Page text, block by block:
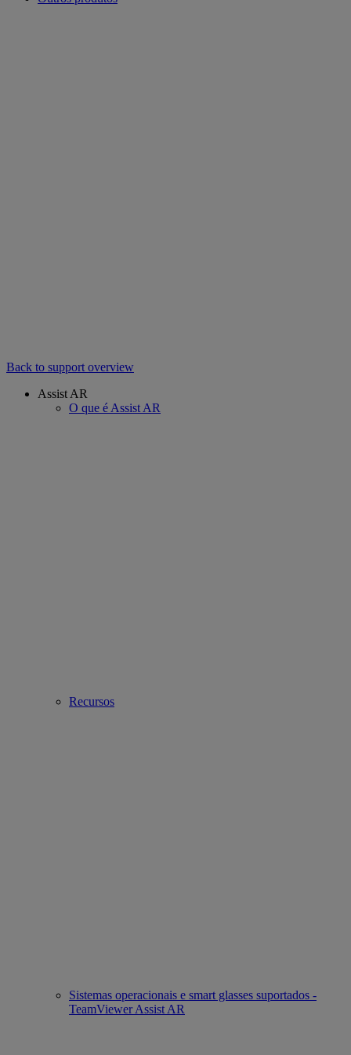
Back to support overview
Assist AR
O que é Assist AR
Recursos
Sistemas operacionais e smart glasses suportados -
TeamViewer Assist AR